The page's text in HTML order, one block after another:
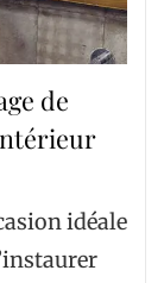
de
idéale